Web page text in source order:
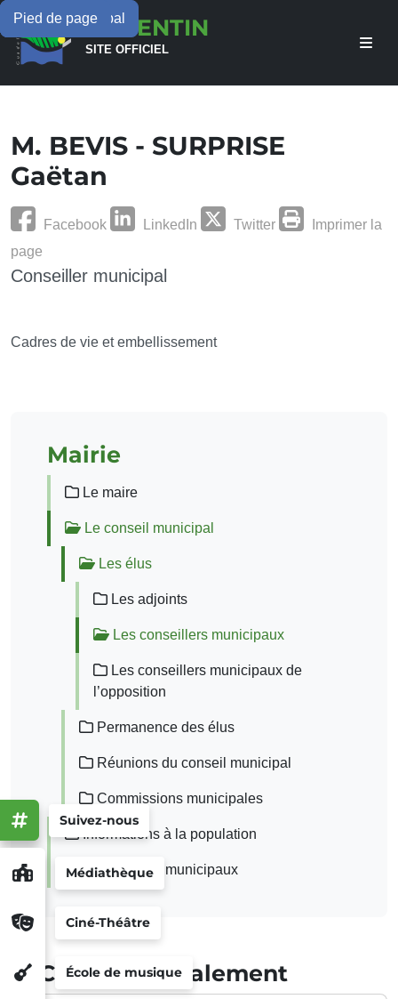
Menu principal
Contenu principal
Pied de pageLAMENTIN
SITE OFFICIEL
Médiathèque
Ciné-Théâtre
École de musique
Suivez-nous
M. BEVIS - SURPRISE
Gaëtan
Facebook LinkedIn Twitter
Imprimer la
page
Conseiller municipal
Cadres de vie et embellissement
Mairie
Le maire
Le conseil municipal
Les élus
Les adjoints
Les conseillers municipaux
Les conseillers municipaux de
l’opposition
Permanence des élus
Réunions du conseil municipal
Commissions municipales
Informations à la population
Les services municipaux
Consulter également